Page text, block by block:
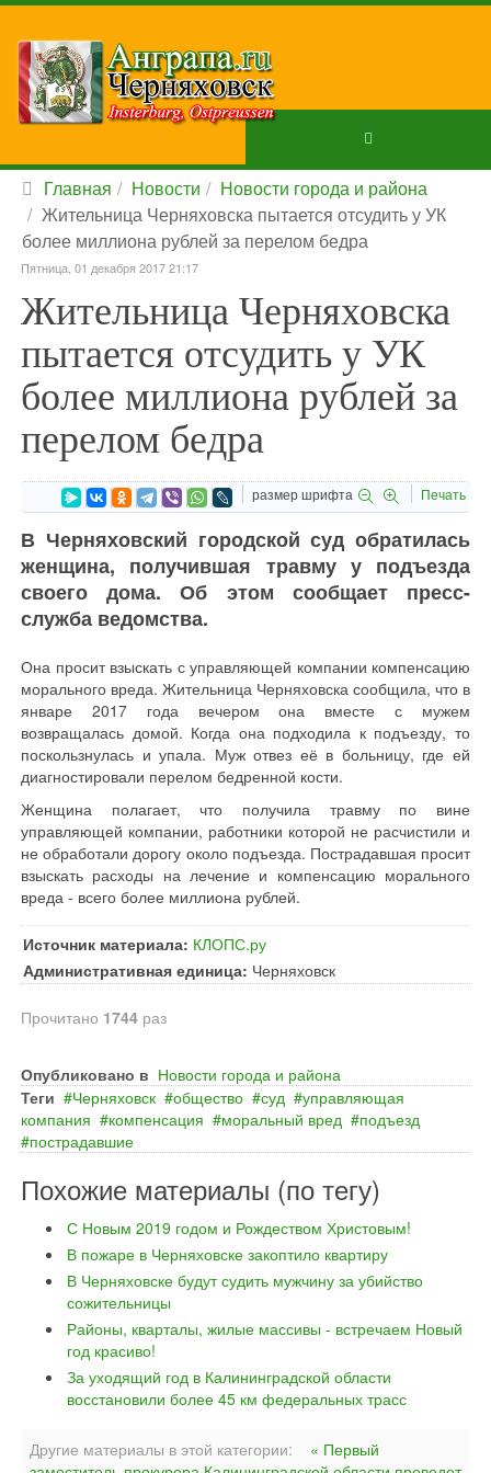
Главная Новости
Новости города и района
Жительница Черняховска пытается отсудить у УК
более миллиона рублей за перелом бедра
Пятница, 01 декабря 2017 21:17
Жительница Черняховска
пытается отсудить у УК
более миллиона рублей за
перелом бедра
размер шрифта Печать
В Черняховский городской суд обратилась
женщина, получившая травму у подъезда
своего дома. Об этом сообщает пресс-
служба ведомства.
Она просит взыскать с управляющей компании компенсацию
морального вреда. Жительница Черняховска сообщила, что в
январе 2017 года вечером она вместе с мужем
возвращалась домой. Когда она подходила к подъезду, то
поскользнулась и упала. Муж отвез её в больницу, где ей
диагностировали перелом бедренной кости.
Женщина полагает, что получила травму по вине
управляющей компании, работники которой не расчистили и
не обработали дорогу около подъезда. Пострадавшая просит
взыскать расходы на лечение и компенсацию морального
вреда - всего более миллиона рублей.
Источник материала: КЛОПС.ру
Административная единица: Черняховск
Прочитано 1744 раз
Опубликовано в Новости города и района
Теги
Черняховск общество суд
управляющая
компания
компенсация моральный вред
подъезд
пострадавшие
Похожие материалы (по тегу)
С Новым 2019 годом и Рождеством Христовым!
В пожаре в Черняховске закоптило квартиру
В Черняховске будут судить мужчину за убийство
сожительницы
Районы, кварталы, жилые массивы - встречаем Новый
год красиво!
За уходящий год в Калининградской области
восстановили более 45 км федеральных трасс
Другие материалы в этой категории:
« Первый